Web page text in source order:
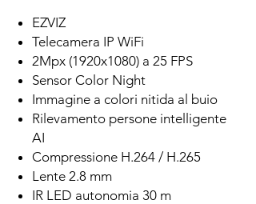
EZVIZ
Telecamera IP WiFi
2Mpx (1920x1080) a 25 FPS
Sensor Color Night
Immagine a colori nitida al buio
Rilevamento persone intelligente
AI
Compressione H.264 / H.265
Lente 2.8 mm
IR LED autonomia 30 m